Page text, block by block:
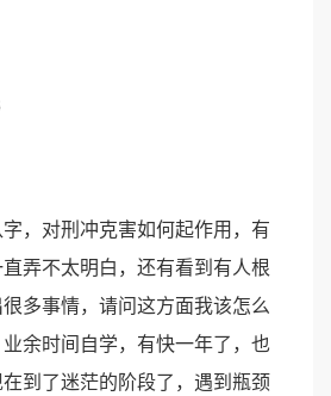
对刑冲克害如何起作用，有
弄不太明白，还有看到有人根
多事情，请问这方面我该怎么
余时间自学，有快一年了，也
到了迷茫的阶段了，遇到瓶颈